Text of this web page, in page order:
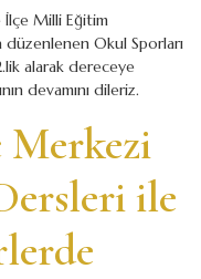
Milli Eğitim
düzenlenen Okul Sporları
alarak dereceye
devamını dileriz.
Merkezi
ile